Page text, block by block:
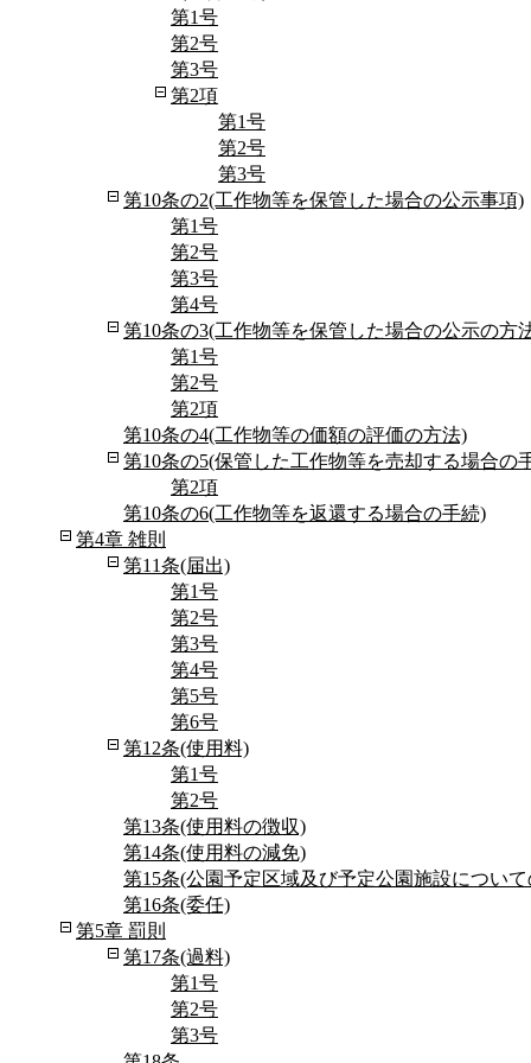
第1号
第2号
第3号
第2項
第1号
第2号
第3号
第10条の2(工作物等を保管した場合の公示事項)
第1号
第2号
第3号
第4号
第10条の3(工作物等を保管した場合の公示の方
第1号
第2号
第2項
第10条の4(工作物等の価額の評価の方法)
第10条の5(保管した工作物等を売却する場合の
第2項
第10条の6(工作物等を返還する場合の手続)
第4章 雑則
第11条(届出)
第1号
第2号
第3号
第4号
第5号
第6号
第12条(使用料)
第1号
第2号
第13条(使用料の徴収)
第14条(使用料の減免)
第15条(公園予定区域及び予定公園施設につい
第16条(委任)
第5章 罰則
第17条(過料)
第1号
第2号
第3号